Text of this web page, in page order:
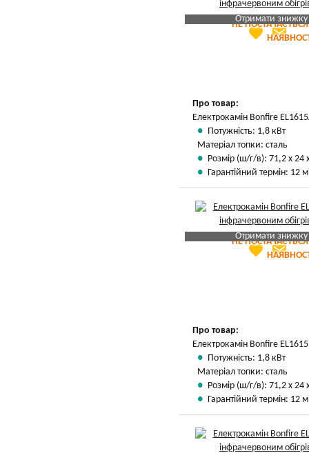
НЕ
Отримати знижку
Яка Ваша ціна?
favorite email
Про товар:
Електрокамін Bonfire
Потужність: 1,8 кВт
Матеріал топки: сталь
Розмір (ш/г/в): 71,2 х 24
Гарантійний термін: 12
НЕ
Отримати знижку
Яка Ваша ціна?
favorite email
Про товар:
Електрокамін Bonfire
Потужність: 1,8 кВт
Матеріал топки: сталь
Розмір (ш/г/в): 71,2 х 24
Гарантійний термін: 12